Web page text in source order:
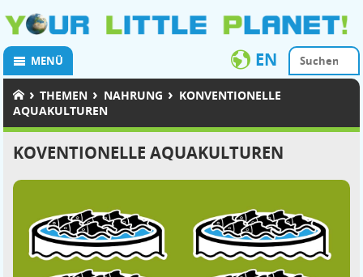
MENÜ EN
› THEMEN › NAHRUNG › KONVENTIONELLE
AQUAKULTUREN
KOVENTIONELLE AQUAKULTUREN